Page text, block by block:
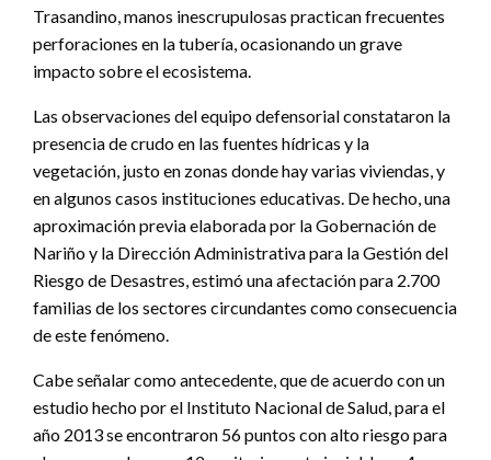
Trasandino, manos inescrupulosas practican frecuentes
perforaciones en la tubería, ocasionando un grave
impacto sobre el ecosistema.
Las observaciones del equipo defensorial constataron la
presencia de crudo en las fuentes hídricas y la
vegetación, justo en zonas donde hay varias viviendas, y
en algunos casos instituciones educativas. De hecho, una
aproximación previa elaborada por la Gobernación de
Nariño y la Dirección Administrativa para la Gestión del
Riesgo de Desastres, estimó una afectación para 2.700
familias de los sectores circundantes como consecuencia
de este fenómeno.
Cabe señalar como antecedente, que de acuerdo con un
estudio hecho por el Instituto Nacional de Salud, para el
año 2013 se encontraron 56 puntos con alto riesgo para